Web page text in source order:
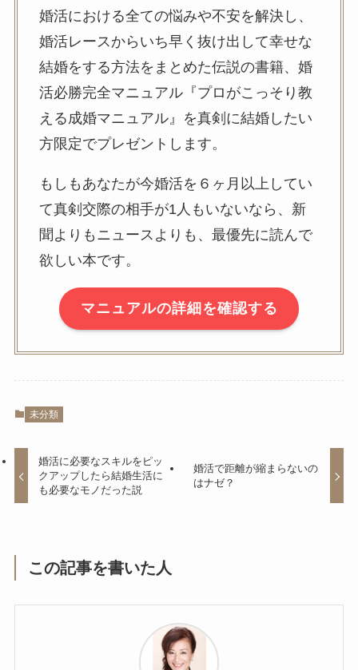
婚活における全ての悩みや不安を解決し、
婚活レースからいち早く抜け出して幸せな
結婚をする方法をまとめた伝説の書籍、婚
活必勝完全マニュアル『プロがこっそり教
える成婚マニュアル』を真剣に結婚したい
方限定でプレゼントします。
もしもあなたが今婚活を６ヶ月以上してい
て真剣交際の相手が1人もいないなら、新
聞よりもニュースよりも、最優先に読んで
欲しい本です。
マニュアルの詳細を確認する
未分類
婚活に必要なスキルをピッ
クアップしたら結婚生活に
も必要なモノだった説
婚活で距離が縮まらないの
はナゼ？
この記事を書いた人